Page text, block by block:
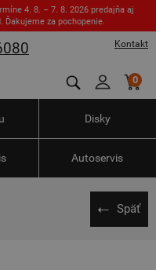
4. 8. – 7. 8. 2026 predajňa aj
Ďakujeme za pochopenie.
Kontakt
0
Disky
Autoservis
Späť